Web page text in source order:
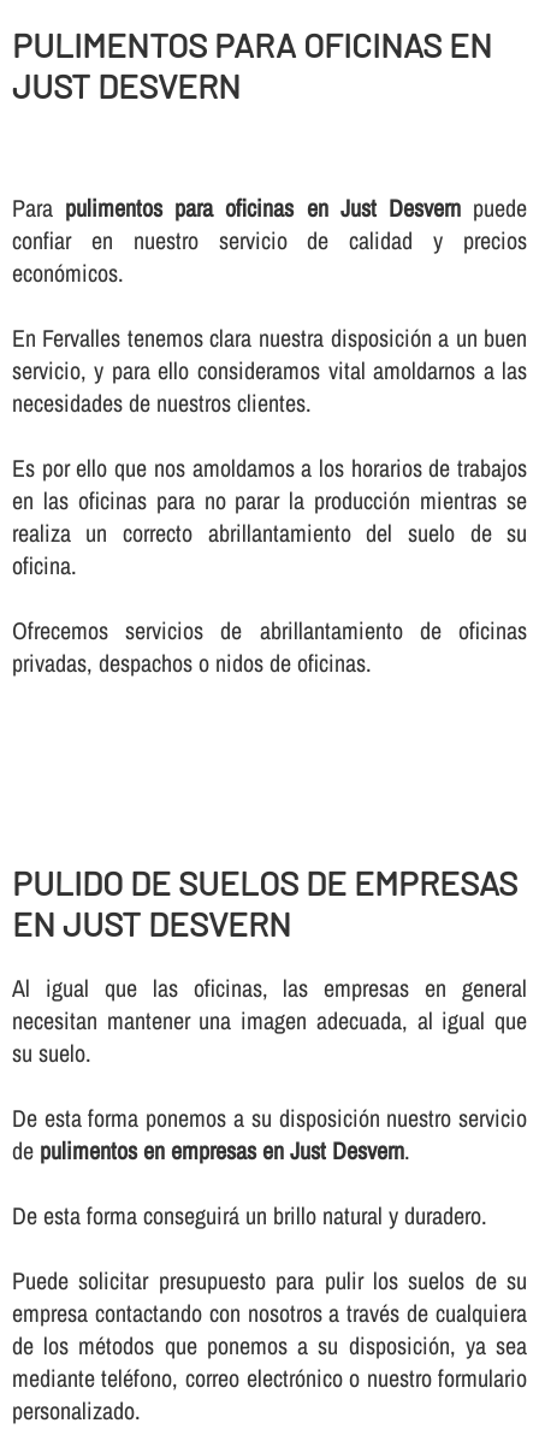
PULIMENTOS PARA OFICINAS EN
JUST DESVERN
Para pulimentos para oficinas en Just Desvern puede
confiar en nuestro servicio de calidad y precios
económicos.
En Fervalles tenemos clara nuestra disposición a un buen
servicio, y para ello consideramos vital amoldarnos a las
necesidades de nuestros clientes.
Es por ello que nos amoldamos a los horarios de trabajos
en las oficinas para no parar la producción mientras se
realiza un correcto abrillantamiento del suelo de su
oficina.
Ofrecemos servicios de abrillantamiento de oficinas
privadas, despachos o nidos de oficinas.
PULIDO DE SUELOS DE EMPRESAS
EN JUST DESVERN
Al igual que las oficinas, las empresas en general
necesitan mantener una imagen adecuada, al igual que
su suelo.
De esta forma ponemos a su disposición nuestro servicio
de pulimentos en empresas en Just Desvern.
De esta forma conseguirá un brillo natural y duradero.
Puede solicitar presupuesto para pulir los suelos de su
empresa contactando con nosotros a través de cualquiera
de los métodos que ponemos a su disposición, ya sea
mediante teléfono, correo electrónico o nuestro formulario
personalizado.